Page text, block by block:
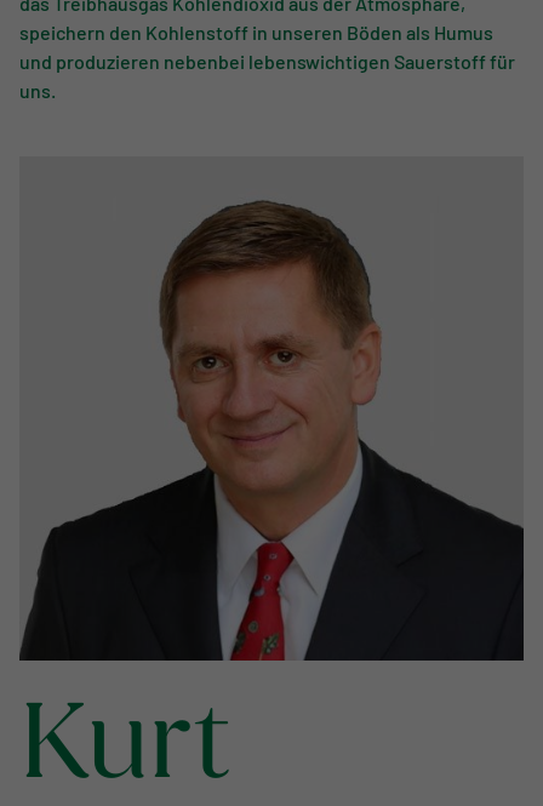
das Treibhausgas Kohlendioxid aus der Atmosphäre,
speichern den Kohlenstoff in unseren Böden als Humus
und produzieren nebenbei lebenswichtigen Sauerstoff für
uns.
Kurt